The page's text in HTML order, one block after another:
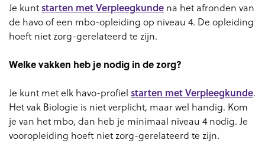
Je kuntstarten met Verpleegkunde na het afronden van
de havo of een mbo-opleiding op niveau 4. De opleiding
hoeft niet zorg-gerelateerd te zijn.
Welke vakken heb je nodig in de zorg?
Je kunt met elk havo-profiel starten met Verpleegkunde.
Het vak Biologie is niet verplicht, maar wel handig. Kom
je van het mbo, dan heb je minimaal niveau 4 nodig. Je
vooropleiding hoeft niet zorg-gerelateerd te zijn.